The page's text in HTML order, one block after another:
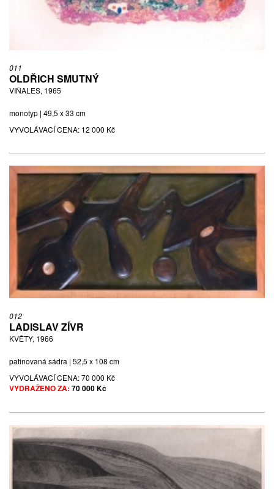
011
OLDŘICH SMUTNÝ
VIŇALES, 1965
monotyp | 49,5 x 33 cm
VYVOLÁVACÍ CENA: 12 000 Kč
012
LADISLAV ZÍVR
KVĚTY, 1966
patinovaná sádra | 52,5 x 108 cm
VYVOLÁVACÍ CENA:70 000 Kč
VYDRAŽENO ZA: 70 000 Kč